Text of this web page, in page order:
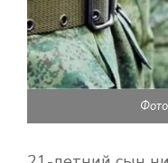
Е
Н
Ю